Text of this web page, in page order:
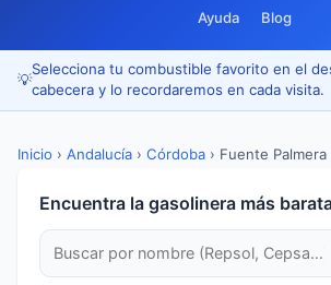
Ayuda
Blog
💡
Selecciona tu combustible favorito en el
cabecera y lo recordaremos en cada visita.
Inicio › Andalucía › Córdoba › Fuente Palmera
Encuentra la gasolinera más